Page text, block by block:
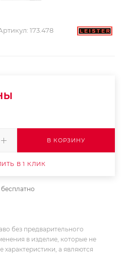
173.478
В КОРЗИНУ
В 1 КЛИК
без предварительного
в изделие, которые не
характеристики, а являются